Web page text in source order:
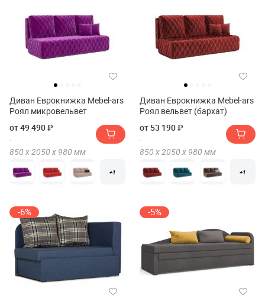
Диван Еврокнижка Mebel-ars
Роял микровельвет
от 49 490 ₽
850 х2050 х 980 мм
+1
Диван Еврокнижка Mebel-ars
Роял вельвет (бархат)
от 53 190 ₽
850 х2050 х 980 мм
+1
-6% -5%